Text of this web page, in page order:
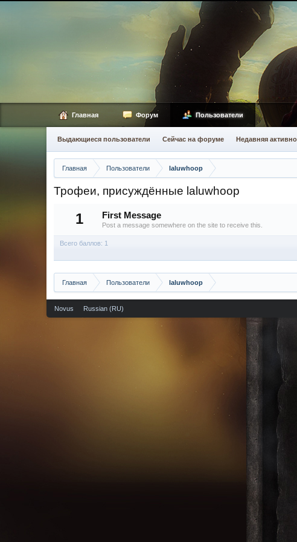
Главная Пользователи laluwhoop
Трофеи, присуждённые laluwhoop
1 First Message
Post a message somewhere on the site to receive this.
Всего баллов: 1
Главная Пользователи laluwhoop
Главная Форум Пользователи
Выдающиеся пользователи Сейчас на форуме Недавняя
Novus Russian (RU)